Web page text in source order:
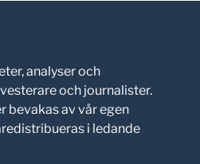
analyser och
och journalister.
bevakas av vår egen
i ledande